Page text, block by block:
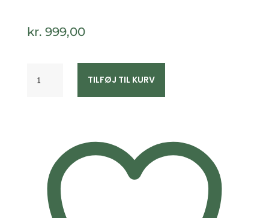
kr. 999,00
Dulce
TILFØJ TIL KURV